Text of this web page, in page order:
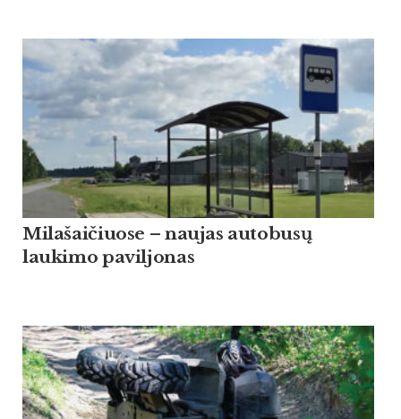
Milašaičiuose – naujas autobusų
laukimo paviljonas